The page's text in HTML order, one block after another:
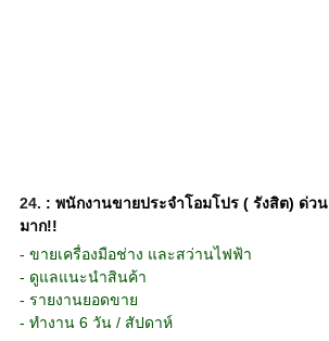
24. : พนักงานขายประจำโอมโปร ( รังสิต) ด่วน
มาก!!
- ขายเครื่องมือช่าง และสว่านไฟฟ้า
- ดูแลแนะนำสินค้า
- รายงานยอดขาย
- ทำงาน 6 วัน / สัปดาห์